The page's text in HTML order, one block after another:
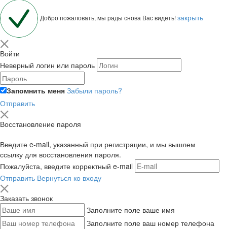
Добро пожаловать, мы рады снова Вас видеть!закрыть
Войти
Неверный логин или пароль
Запомнить меня Забыли пароль?
Отправить
Восстановление пароля
Введите e-mail, указанный при регистрации, и мы вышлем
ссылку для восстановления пароля.
Пожалуйста, введите корректный e-mail
Отправить Вернуться ко входу
Заказать звонок
Заполните поле ваше имя
Заполните поле ваш номер телефона